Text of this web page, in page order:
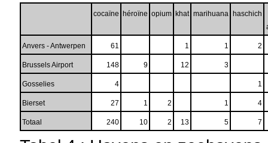
cocaïne héroïne opium khat marihuana
haschich
Anvers - Antwerpen 61 1 1 2
Brussels Airport 148 9 12 3
Gosselies 4 1
Bierset 27 1 2 1 4
Totaal 240 10 2 13 5 7